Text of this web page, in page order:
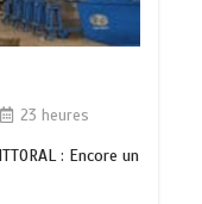
23 heures
: Encore un